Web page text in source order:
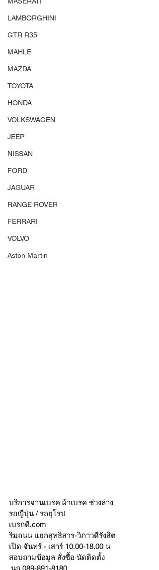
LAMBORGHINI
GTR R35
MAHLE
MAZDA
TOYOTA
HONDA
VOLKSWAGEN
JEEP
NISSAN
FORD
JAGUAR
RANGE ROVER
FERRARI
VOLVO
Aston Martin
บริการจานเบรค ผ้าเบรค ช่วงล่าง
รถญี่ปุ่น / รถยุโรป
เบรกดี.com
ริมถนน แยกสุทธิสาร-วิภาวดีรังสิต
เปิด จันทร์ - เสาร์ 10.00-18.00 น
สอบถามข้อมูล สั่งซื้อ นัดติดตั้ง
นก 089-891-8180